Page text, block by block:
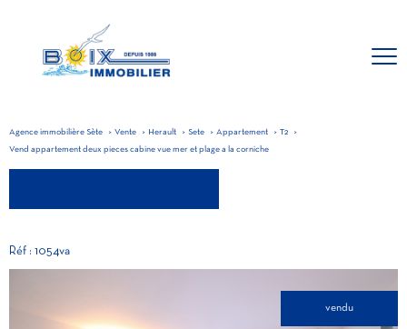
Agence immobilière Sète Vente Herault Sete Appartement T2
Vend appartement deux pieces cabine vue mer et plage a la corniche
Réf : 1054va
vendu